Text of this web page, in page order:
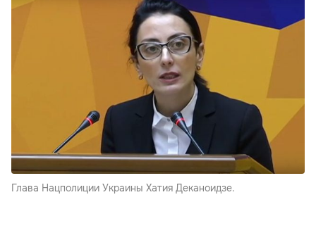
Глава Нацполиции Украины Хатия Деканоидзе.